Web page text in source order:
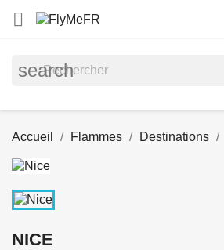

search
Accueil Flammes Destinations
NICE